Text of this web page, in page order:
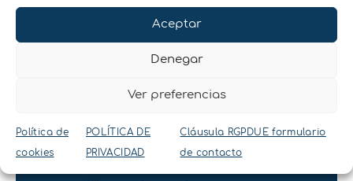
Aceptar
Denegar
Ver preferencias
Política de
cookies
POLÍTICA DE
PRIVACIDAD
Cláusula RGPDUE formulario
de contacto
determinar la humedad óptima son, la
oxidación de lípidos, el pardeamiento no
enzimático, pérdida de vitaminas o